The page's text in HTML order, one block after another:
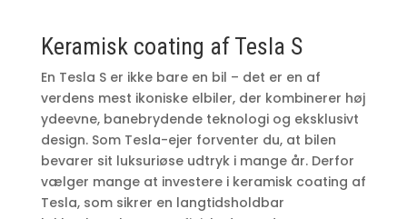
Keramisk coating af Tesla S
En Tesla S er ikke bare en bil – det er en af
verdens mest ikoniske elbiler, der kombinerer høj
ydeevne, banebrydende teknologi og eksklusivt
design. Som Tesla-ejer forventer du, at bilen
bevarer sit luksuriøse udtryk i mange år. Derfor
vælger mange at investere i keramisk coating af
Tesla, som sikrer en langtidsholdbar